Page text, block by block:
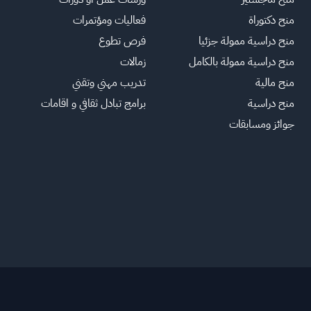
منح دكتوراة
منح دراسية ممولة جزئيا
منح دراسية ممولة بالكامل
منح مالية
منح دراسية
جوائز ومسابقات
فعاليات ومؤتمرات
فرص تطوع
زمالات
تدريب مهني وتقني
برامج تبادل ثقافي و اقامات